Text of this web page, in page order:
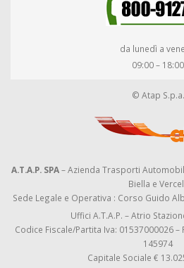
da lunedì a
09:00 – 18:00
© Atap S.p.a.
A.T.A.P. SPA– Azienda Trasporti
Biella e
Sede Legale e Operativa : Corso Guido
Uffici A.T.A.P. – Atrio
Codice Fiscale/Partita Iva: 01537000026 –
145974
Capitale Sociale €